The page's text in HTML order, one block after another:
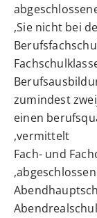
Sie nicht bei
zumindest
einen
vermittelt,
Fach- und